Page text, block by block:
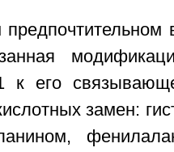
к его
замен: